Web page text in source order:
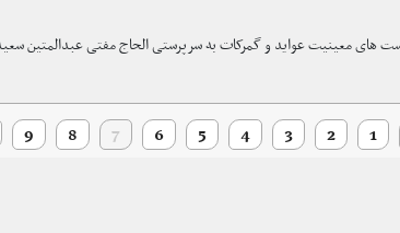
های معینیت عواید و گمرکات به سرپرستی الحاج مفتی عبدالمتین
1
2
3
4
5
6
7
8
9